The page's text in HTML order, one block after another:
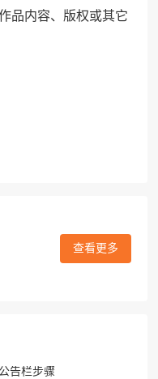
品内容、版权或其它
查看更多
告栏步骤